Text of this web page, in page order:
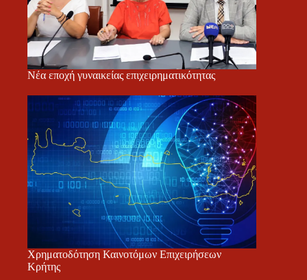
Νέα εποχή γυναικείας επιχειρηματικότητας
Χρηματοδότηση Καινοτόμων Επιχειρήσεων
Κρήτης